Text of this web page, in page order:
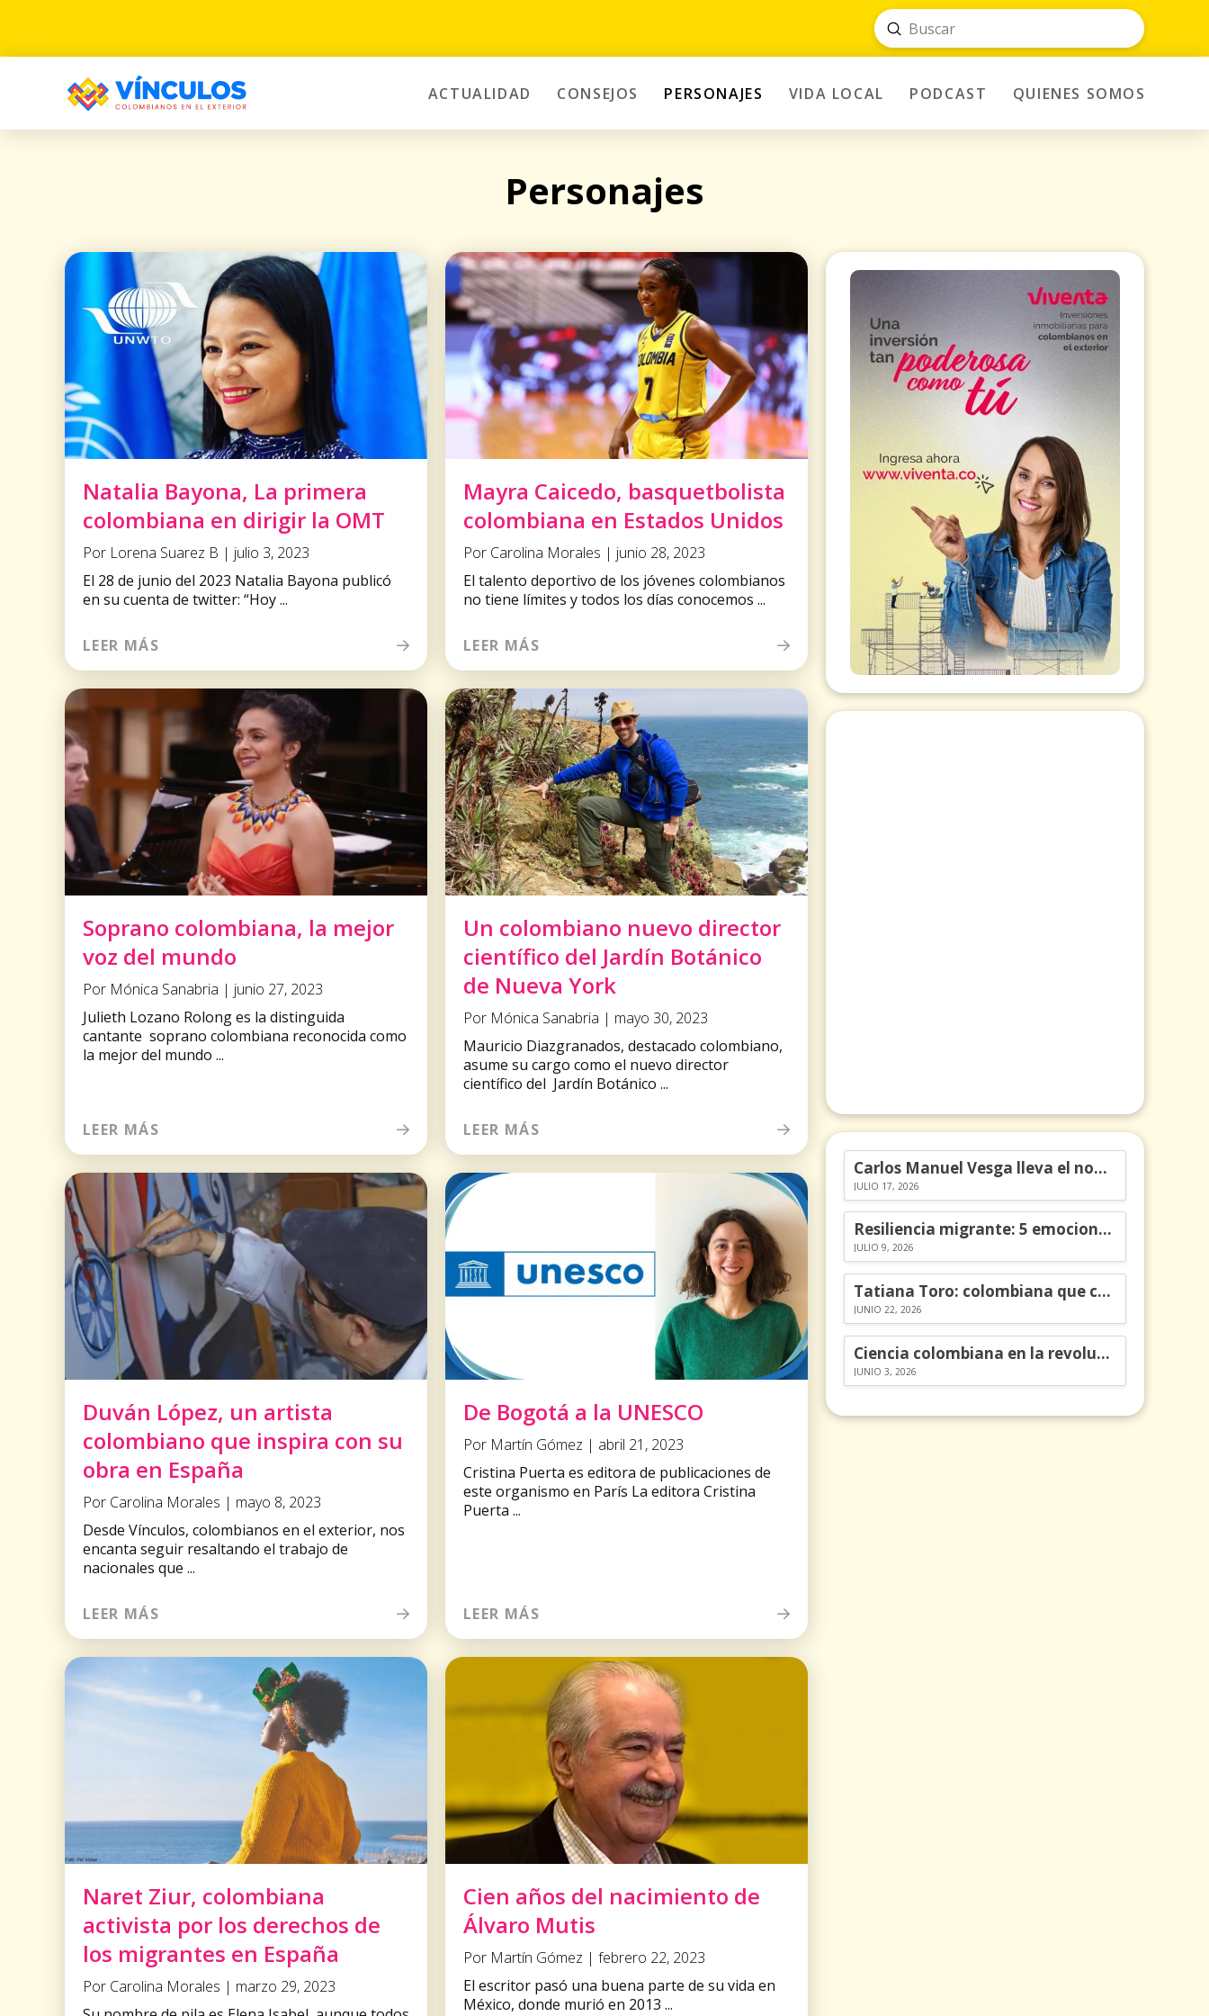
Search
Submit
ACTUALIDAD CONSEJOS PERSONAJES VIDA LOCAL PODCAST QUIENES SOMOS
Personajes
Natalia Bayona, La primera
colombiana en dirigir la OMT
Por Lorena Suarez B | julio 3, 2023
El 28 de junio del 2023 Natalia Bayona publicó
en su cuenta de twitter: “Hoy ...
LEER MÁS
Mayra Caicedo, basquetbolista
colombiana en Estados Unidos
Por Carolina Morales | junio 28, 2023
El talento deportivo de los jóvenes colombianos
no tiene límites y todos los días conocemos ...
LEER MÁS
Soprano colombiana, la mejor
voz del mundo
Por Mónica Sanabria | junio 27, 2023
Julieth Lozano Rolong es la distinguida
cantante soprano colombiana reconocida como
la mejor del mundo ...
LEER MÁS
Un colombiano nuevo director
científico del Jardín Botánico
de Nueva York
Por Mónica Sanabria | mayo 30, 2023
Mauricio Diazgranados, destacado colombiano,
asume su cargo como el nuevo director
científico del Jardín Botánico ...
LEER MÁS
Duván López, un artista
colombiano que inspira con su
obra en España
Por Carolina Morales | mayo 8, 2023
Desde Vínculos, colombianos en el exterior, nos
encanta seguir resaltando el trabajo de
nacionales que ...
LEER MÁS
De Bogotá a la UNESCO
Por Martín Gómez | abril 21, 2023
Cristina Puerta es editora de publicaciones de
este organismo en París La editora Cristina
Puerta ...
LEER MÁS
Naret Ziur, colombiana
activista por los derechos de
los migrantes en España
Por Carolina Morales | marzo 29, 2023
Cien años del nacimiento de
Álvaro Mutis
Por Martín Gómez | febrero 22, 2023
El escritor pasó una buena parte de su vida en
México, donde murió en 2013 ...
Carlos Manuel Vesga lleva el nombre de Colombia a los Emmy
JULIO 17, 2026
Resiliencia migrante: 5 emociones y cómo gestionarlas
JULIO 9, 2026
Tatiana Toro: colombiana que cambió la historia de las matemáticas
JUNIO 22, 2026
Ciencia colombiana en la revolución de los órganos en chips
JUNIO 3, 2026